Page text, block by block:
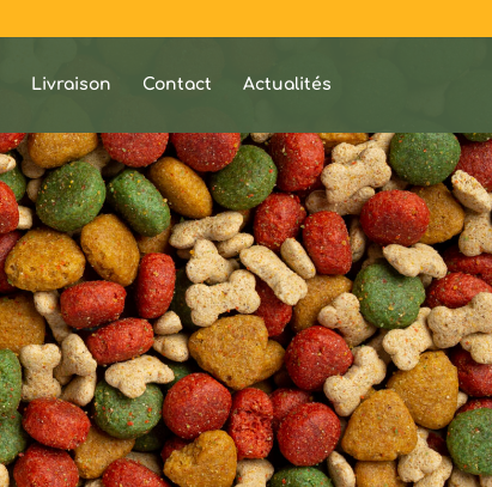
Livraison Contact Actualités